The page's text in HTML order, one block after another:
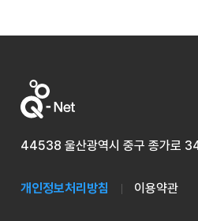
44538 울산광역시 중구 종가로
개인정보처리방침 이용약관